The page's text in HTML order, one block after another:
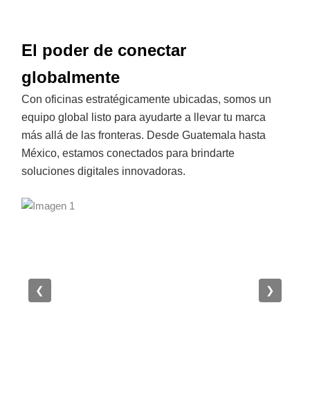
El poder de conectar
globalmente
Con oficinas estratégicamente ubicadas, somos un
equipo global listo para ayudarte a llevar tu marca
más allá de las fronteras. Desde Guatemala hasta
México, estamos conectados para brindarte
soluciones digitales innovadoras.
❮ ❯